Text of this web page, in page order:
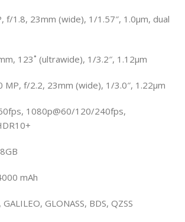
f/1.8, 23mm (wide), 1/1.57″, 1.0µm, dual
123˚ (ultrawide), 1/3.2″, 1.12µm
MP, f/2.2, 23mm (wide), 1/3.0″, 1.22µm
1080p@60/120/240fps,
mAh
GLONASS, BDS, QZSS